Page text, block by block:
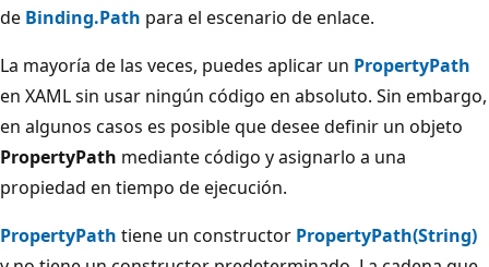
de Binding.Path para el escenario de enlace.
La mayoría de las veces, puedes aplicar un PropertyPath
en XAML sin usar ningún código en absoluto. Sin embargo,
en algunos casos es posible que desee definir un objeto
PropertyPath mediante código y asignarlo a una
propiedad en tiempo de ejecución.
PropertyPath tiene un constructor PropertyPath(String)